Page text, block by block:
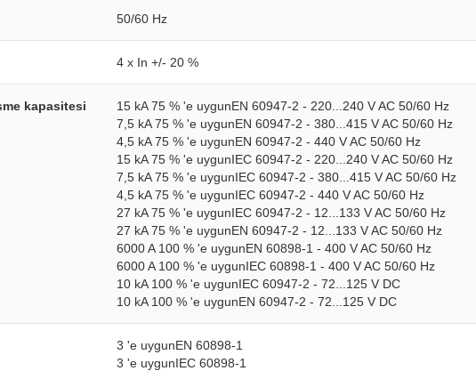
50/60 Hz
4 x In +/- 20 %
kapasitesi
15 kA 75 % 'e uygunEN 60947-2 - 220...240 V AC 50/60 Hz
7,5 kA 75 % 'e uygunEN 60947-2 - 380...415 V AC 50/60 Hz
4,5 kA 75 % 'e uygunEN 60947-2 - 440 V AC 50/60 Hz
15 kA 75 % 'e uygunIEC 60947-2 - 220...240 V AC 50/60 Hz
7,5 kA 75 % 'e uygunIEC 60947-2 - 380...415 V AC 50/60 Hz
4,5 kA 75 % 'e uygunIEC 60947-2 - 440 V AC 50/60 Hz
27 kA 75 % 'e uygunIEC 60947-2 - 12...133 V AC 50/60 Hz
27 kA 75 % 'e uygunEN 60947-2 - 12...133 V AC 50/60 Hz
6000 A 100 % 'e uygunEN 60898-1 - 400 V AC 50/60 Hz
6000 A 100 % 'e uygunIEC 60898-1 - 400 V AC 50/60 Hz
10 kA 100 % 'e uygunIEC 60947-2 - 72...125 V DC
10 kA 100 % 'e uygunEN 60947-2 - 72...125 V DC
3 'e uygunEN 60898-1
3 'e uygunIEC 60898-1